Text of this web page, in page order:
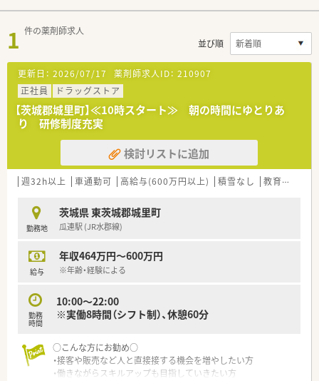
1 件の薬剤師求人
並び順
更新日： 2026/07/17 薬剤師求人ID： 210907
正社員
ドラッグストア
【茨城郡城里町】≪10時スタート≫ 朝の時間にゆとりあ
り 研修制度充実
検討リストに追加
週32h以上 車通勤可 高給与(600万円以上) 積雪なし 教育制度あり
勤務地
茨城県 東茨城郡城里町
瓜連駅 (JR水郡線)
給与
年収464万円～600万円
※年齢・経験による
勤務
時間
10:00～22:00
※実働8時間（シフト制）、休憩60分
○こんな方にお勧め○
・接客や販売など人と直接接する機会を増やしたい方
・働きながらスキルアップも目指していきたい方